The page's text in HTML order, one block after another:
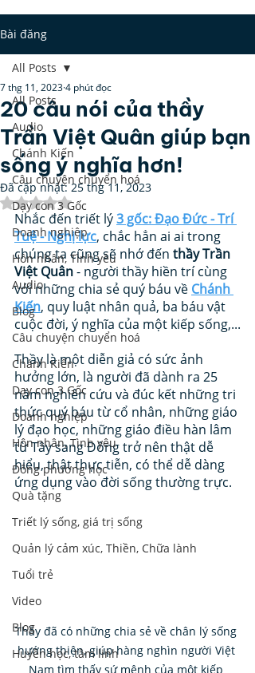
Bài đăng
All Posts
Audio
Chánh Kiến
Câu chuyện chuyển hoá
Dạy con 3 Gốc
Doanh nghiệp
Hôn nhân, Tình yêu
Audio
Blog
Câu chuyện chuyển hoá
Chánh Kiến
Dạy con 3 Gốc
Doanh nghiệp
Hôn nhân, Tình yêu
Đông phương học
Quà tặng
Triết lý sống, giá trị sống
Quản lý cảm xúc, Thiền, Chữa lành
Tuổi trẻ
Video
Blog
Huyền học, tâm linh
All Posts
20 câu nói của thầy
Trần Việt Quân giúp bạn
sống ý nghĩa hơn!
7 thg 11, 20234 phút đọc
Đã cập nhật:25 thg 11, 2023
Đã xếp hạng NaN/5 sao.
Nhắc đến triết lý 3 gốc: Đạo Đức - Trí
Tuệ - Nghị lực, chắc hẳn ai ai trong
chúng ta cũng sẽ nhớ đến thầy Trần
Việt Quân - người thầy hiền trí cùng
với những chia sẻ quý báu về Chánh
Kiến, quy luật nhân quả, ba báu vật
cuộc đời, ý nghĩa của một kiếp sống,...
Thầy là một diễn giả có sức ảnh
hưởng lớn, là người đã dành ra 25
năm nghiên cứu và đúc kết những tri
thức quý báu từ cổ nhân, những giáo
lý đạo học, những giáo điều hàn lâm
từ Tây sang Đông trở nên thật dễ
hiểu, thật thực tiễn, có thể dễ dàng
ứng dụng vào đời sống thường trực.
Thầy đã có những chia sẻ về chân lý sống
hướng thiện, giúp hàng nghìn người Việt
Nam tìm thấy sứ mệnh của một kiếp